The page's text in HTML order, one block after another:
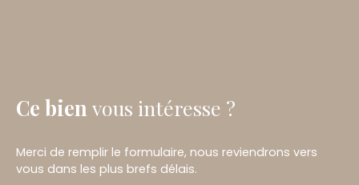
Ce bien vous intéresse ?
Merci de remplir le formulaire, nous reviendrons vers
vous dans les plus brefs délais.